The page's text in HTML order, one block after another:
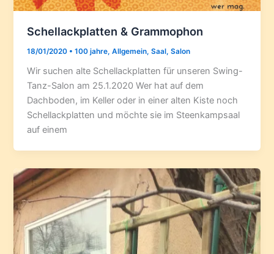
Schellackplatten & Grammophon
18/01/2020 •100 jahre,Allgemein,Saal,Salon
Wir suchen alte Schellackplatten für unseren Swing-
Tanz-Salon am 25.1.2020 Wer hat auf dem
Dachboden, im Keller oder in einer alten Kiste noch
Schellackplatten und möchte sie im Steenkampsaal
auf einem